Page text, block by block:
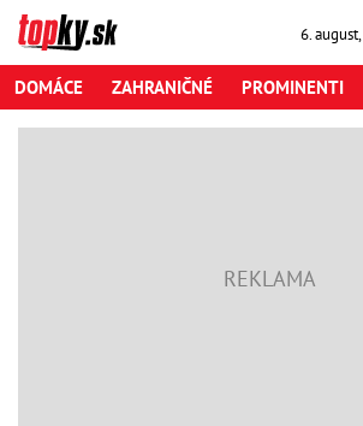
6. august,
DOMÁCE ZAHRANIČNÉ PROMINENTI